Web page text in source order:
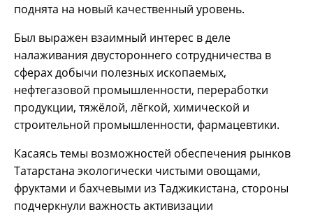
поднята на новый качественный уровень.
Был выражен взаимный интерес в деле
налаживания двустороннего сотрудничества в
сферах добычи полезных ископаемых,
нефтегазовой промышленности, переработки
продукции, тяжёлой, лёгкой, химической и
строительной промышленности, фармацевтики.
Касаясь темы возможностей обеспечения рынков
Татарстана экологически чистыми овощами,
фруктами и бахчевыми из Таджикистана, стороны
подчеркнули важность активизации